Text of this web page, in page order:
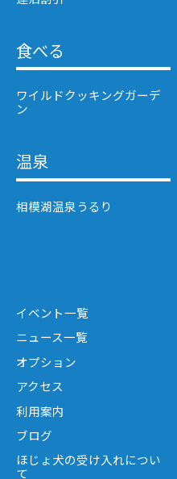
食べる
ワイルドクッキングガーデ
ン
温泉
相模湖温泉うるり
イベント一覧
ニュース一覧
オプション
アクセス
利用案内
ブログ
ほじょ犬の受け入れについ
て